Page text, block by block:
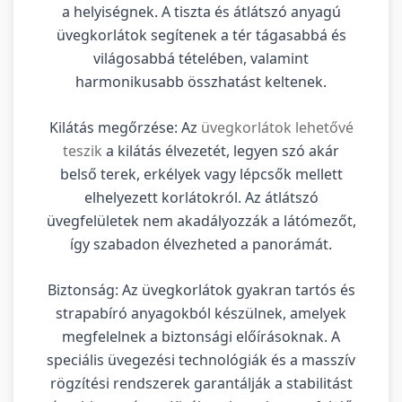
a helyiségnek. A tiszta és átlátszó anyagú
üvegkorlátok segítenek a tér tágasabbá és
világosabbá tételében, valamint
harmonikusabb összhatást keltenek.
Kilátás megőrzése: Az üvegkorlátok lehetővé
teszik a kilátás élvezetét, legyen szó akár
belső terek, erkélyek vagy lépcsők mellett
elhelyezett korlátokról. Az átlátszó
üvegfelületek nem akadályozzák a látómezőt,
így szabadon élvezheted a panorámát.
Biztonság: Az üvegkorlátok gyakran tartós és
strapabíró anyagokból készülnek, amelyek
megfelelnek a biztonsági előírásoknak. A
speciális üvegezési technológiák és a masszív
rögzítési rendszerek garantálják a stabilitást